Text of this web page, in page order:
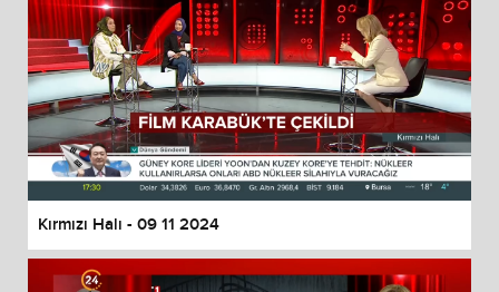
Kırmızı Halı - 09 11 2024